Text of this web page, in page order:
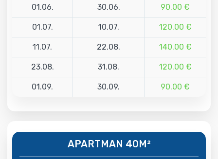
01.06. 30.06. 90.00 €
01.07. 10.07. 120.00 €
11.07. 22.08. 140.00 €
23.08. 31.08. 120.00 €
01.09. 30.09. 90.00 €
APARTMAN 40M²